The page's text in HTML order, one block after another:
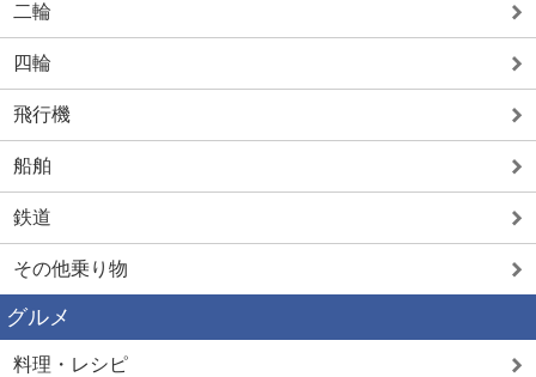
二輪
四輪
飛行機
船舶
鉄道
その他乗り物
グルメ
料理・レシピ